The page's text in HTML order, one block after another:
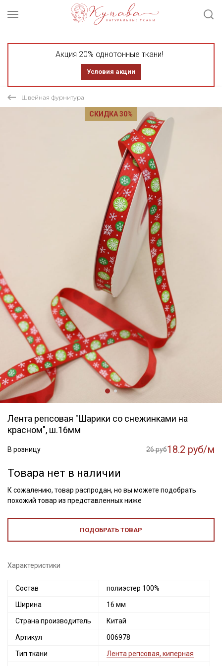
Акция 20% однотонные ткани!
Условия акции
Швейная фурнитура
СКИДКА 30%
Лента репсовая "Шарики со снежинками на
красном", ш.16мм
В розницу 26 руб18.2 руб/м
Товара нет в наличии
К сожалению, товар распродан, но вы можете подобрать
похожий товар из представленных ниже
ПОДОБРАТЬ ТОВАР
Характеристики
Состав полиэстер 100%
Ширина 16 мм
Страна производитель Китай
Артикул 006978
Тип ткани Лента репсовая, киперная
Секретная рассылка от Купава
Мы публикуем здесь дополнительные
промокоды и скидки до 30% на узкие
категории тканей